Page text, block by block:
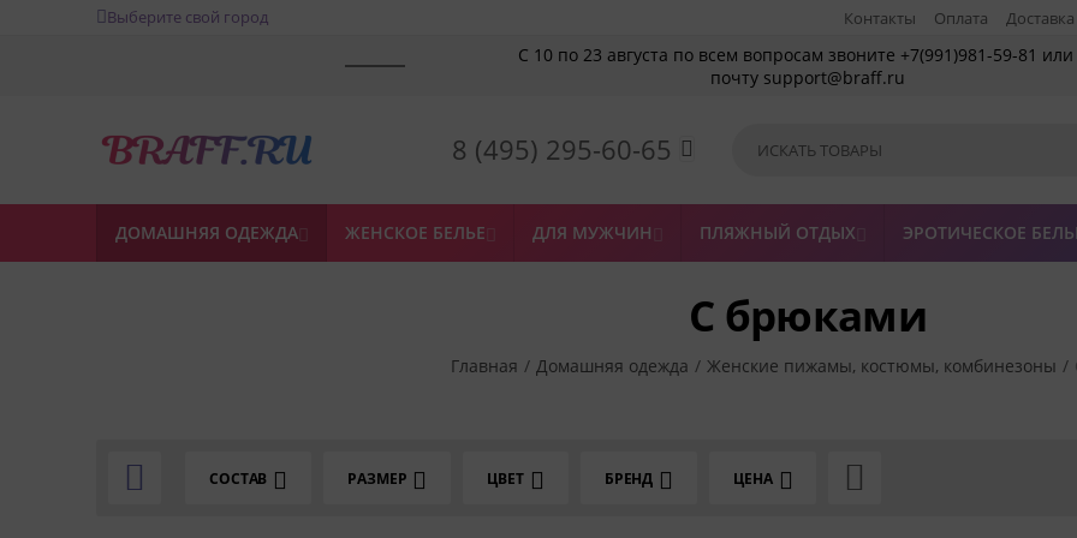
Выберите свой город Контакты Оплата Доставка
С 10 по 23 августа по всем вопросам звоните +7(991)981-59-81
почту support@braff.ru
8 (495) 295-60-65 
ДОМАШНЯЯ ОДЕЖДА ЖЕНСКОЕ БЕЛЬЕ ДЛЯ МУЖЧИН ПЛЯЖНЫЙ ОТДЫХ ЭРОТИЧЕСКОЕ
С брюками
Главная / Домашняя одежда / Женские пижамы, костюмы, комбинезоны /
 СОСТАВ РАЗМЕР ЦВЕТ БРЕНД ЦЕНА 